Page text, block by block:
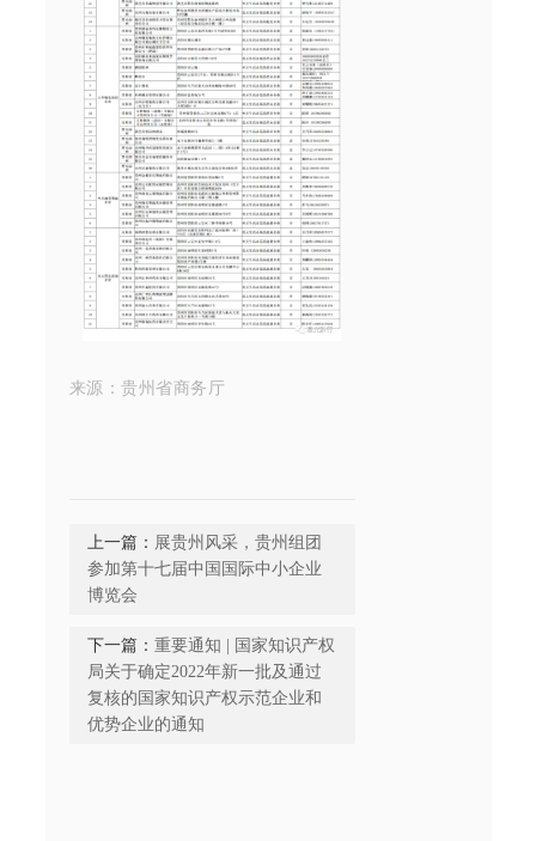
来源：贵州省商务厅
上一篇： 展贵州风采，贵州组团
参加第十七届中国国际中小企业
博览会
下一篇： 重要通知 | 国家知识产权
局关于确定2022年新一批及通过
复核的国家知识产权示范企业和
优势企业的通知